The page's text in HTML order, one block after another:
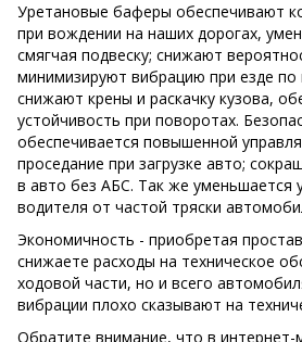
Уретановые баферы обеспечивают
при вождении на наших дорогах,
смягчая подвеску; снижают
минимизируют вибрацию при езде
снижают крены и раскачку кузова,
устойчивость при поворотах.
обеспечивается повышенной
проседание при загрузке авто;
в авто без АБС. Так же уменьшается
водителя от частой тряски
Экономичность - приобретая
снижаете расходы на техническое
ходовой части, но и всего
вибрации плохо сказывают на
Обратите внимание, что в интернет-